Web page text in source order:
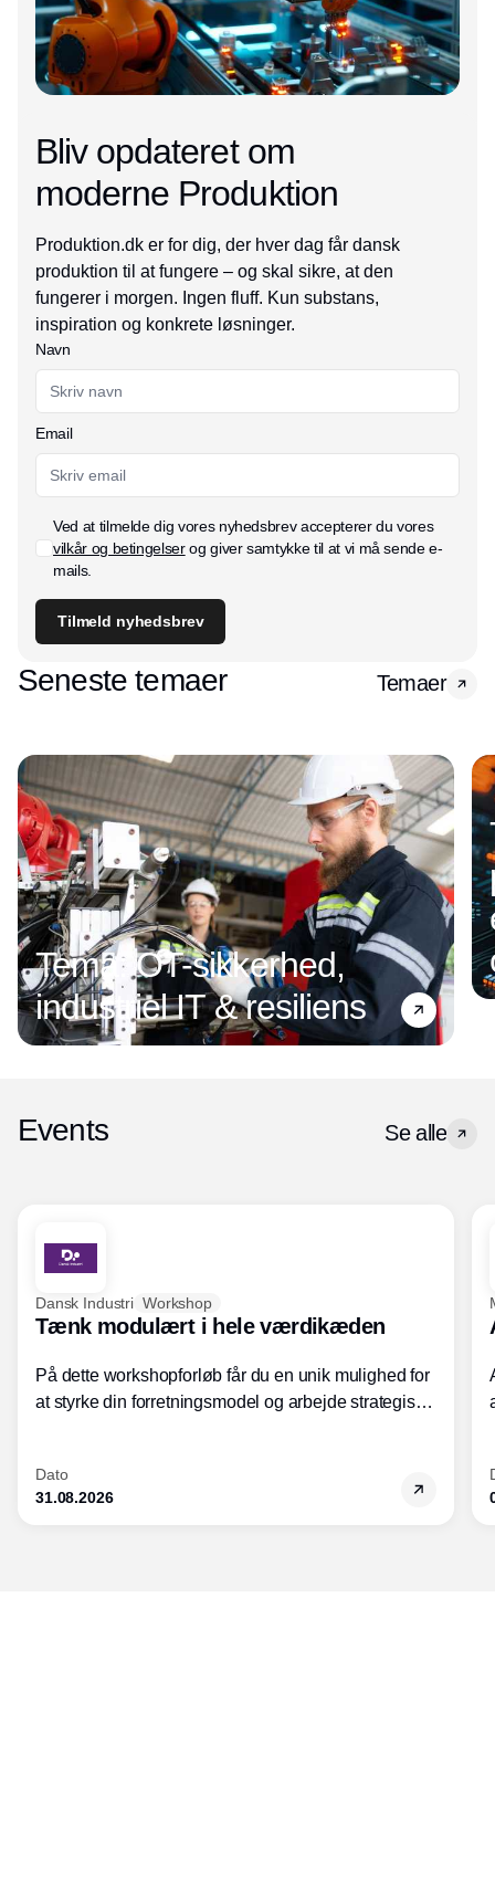
Bliv opdateret om
moderne Produktion
Produktion.dk er for dig, der hver dag får dansk
produktion til at fungere – og skal sikre, at den
fungerer i morgen. Ingen fluff. Kun substans,
inspiration og konkrete løsninger.
Navn
Email
Ved at tilmelde dig vores nyhedsbrev accepterer du vores
vilkår og betingelserog giver samtykke til at vi må sende e-
mails.
Tilmeld nyhedsbrev
Seneste temaer Temaer
Tema: OT-sikkerhed,
industriel IT & resiliens
Events Se alle
Dansk Industri Workshop
Tænk modulært i hele værdikæden
På dette workshopforløb får du en unik mulighed for
at styrke din forretningsmodel og arbejde strategisk
Dato
31.08.2026